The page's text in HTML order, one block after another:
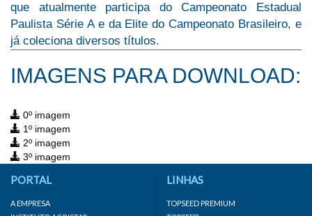
que atualmente participa do Campeonato Estadual
Paulista Série A e da Elite do Campeonato Brasileiro, e
já coleciona diversos títulos.
IMAGENS PARA DOWNLOAD:
0º imagem
1º imagem
2º imagem
3º imagem
PORTAL
A EMPRESA
LINHAS
TOPSEED PREMIUM